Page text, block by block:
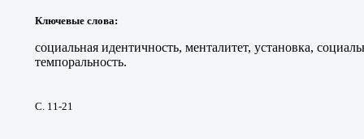
Ключевые слова:
социальная идентичность, менталитет, установка,
темпоральность.
С. 11-21